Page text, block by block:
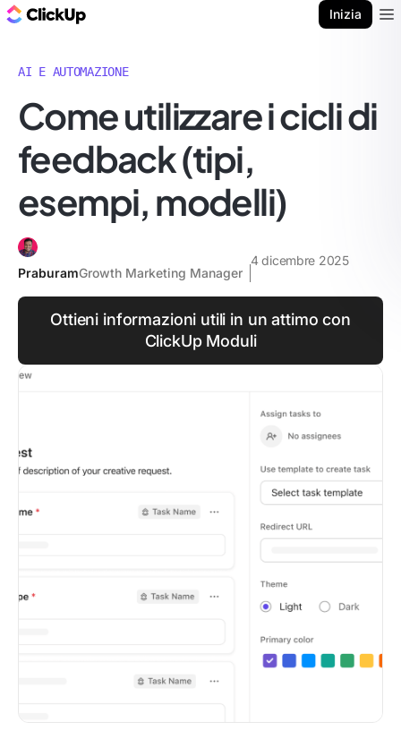
Inizia
AI E AUTOMAZIONE
Come utilizzare i cicli di
feedback (tipi,
esempi, modelli)
PraburamGrowth Marketing Manager
4 dicembre 2025
Ottieni informazioni utili in un attimo con
ClickUp Moduli